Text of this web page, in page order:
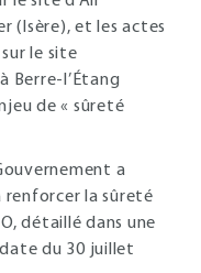
(Isère), et les actes
le site
Berre-l’Étang
de « sûreté
a
renforcer la sûreté
détaillé dans une
du 30 juillet